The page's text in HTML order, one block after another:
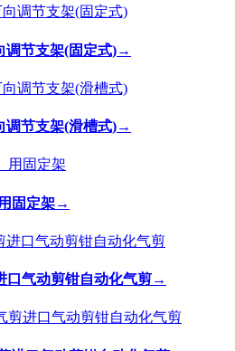
调节支架(固定式)→
调节支架(滑槽式)→
固定架→
口气动剪钳自动化气剪→